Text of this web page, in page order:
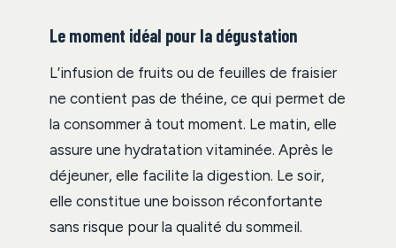
Le moment idéal pour la dégustation
L’infusion de fruits ou de feuilles de fraisier
ne contient pas de théine, ce qui permet de
la consommer à tout moment. Le matin, elle
assure une hydratation vitaminée. Après le
déjeuner, elle facilite la digestion. Le soir,
elle constitue une boisson réconfortante
sans risque pour la qualité du sommeil.